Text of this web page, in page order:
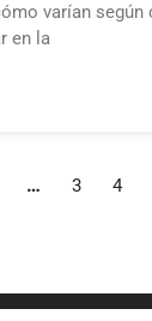
varían según
en la
… 3 4